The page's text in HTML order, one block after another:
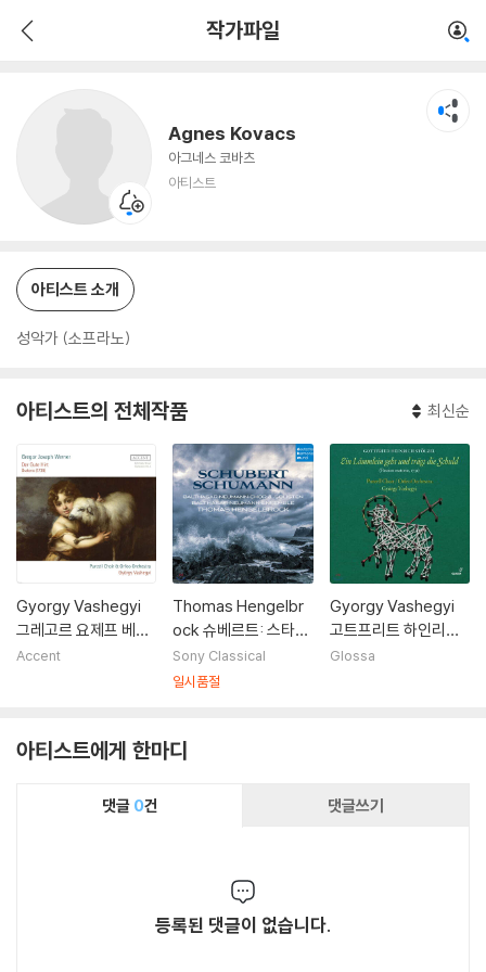
작가파일
Agnes Kovacs
아그네스 코바츠
아티스트
아티스트 소개
성악가 (소프라노)
아티스트의 전체작품 최신순
Gyorgy Vashegyi
그레고르 요제프 베르
너: 오라토리오 '착한
Accent
Thomas Hengelbr
ock 슈베르트: 스타바
트 마테르, 교향곡 7번
/슈만: 미사 사크라
Sony Classical
일시품절
Gyorgy Vashegyi
고트프리트 하인리히
슈퇼첼: 수난 오라토리
d)
Glossa
아티스트에게 한마디
댓글 0건 댓글쓰기
등록된 댓글이 없습니다.